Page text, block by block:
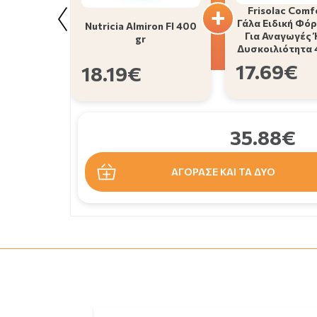
Nutricia Almiron Fl 400
gr
18.19€
Frisolac
Γάλα Ειδική
Για Αναγωγές
Δυσκοιλιότητα
17.69€
35.88€
ΑΓΟΡΑΣΕ ΚΑΙ ΤΑ ΔΥΟ